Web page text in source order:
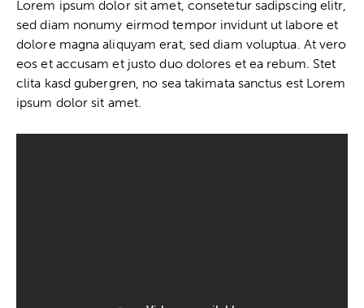
Lorem ipsum dolor sit amet, consetetur sadipscing elitr,
sed diam nonumy eirmod tempor invidunt ut labore et
dolore magna aliquyam erat, sed diam voluptua. At vero
eos et accusam et justo duo dolores et ea rebum. Stet
clita kasd gubergren, no sea takimata sanctus est Lorem
ipsum dolor sit amet.